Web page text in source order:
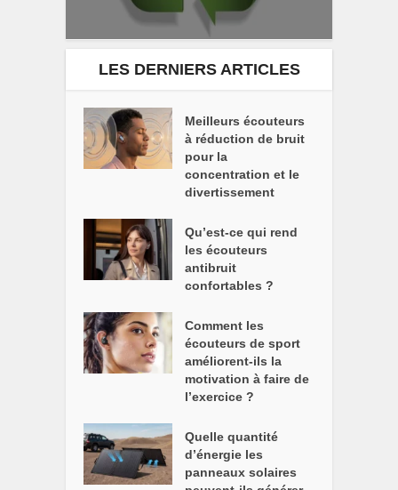
LES DERNIERS ARTICLES
Meilleurs écouteurs
à réduction de bruit
pour la
concentration et le
divertissement
Qu’est-ce qui rend
les écouteurs
antibruit
confortables ?
Comment les
écouteurs de sport
améliorent-ils la
motivation à faire de
l’exercice ?
Quelle quantité
d’énergie les
panneaux solaires